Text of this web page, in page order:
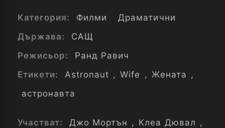
Категория: Филми
Драматични
Държава:
САЩ
Режисьор:
Ранд Равич
Етикети:
Astronaut , Wife , Жената ,
астронавта
Участват: Джо Мортън , Клеа Дювал ,